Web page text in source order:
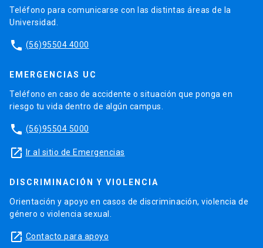
Teléfono para comunicarse con las distintas áreas de la
Universidad.
phone (56)95504 4000
EMERGENCIAS UC
Teléfono en caso de accidente o situación que ponga en
riesgo tu vida dentro de algún campus.
phone (56)95504 5000
launch Ir al sitio de Emergencias
DISCRIMINACIÓN Y VIOLENCIA
Orientación y apoyo en casos de discriminación, violencia de
género o violencia sexual.
launch Contacto para apoyo